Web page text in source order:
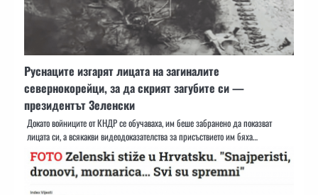
Руснаците изгарят лицата на загиналите
севернокорейци, за да скрият загубите си —
президентът Зеленски
Докато войниците от КНДР се обучаваха, им беше забранено да показват
лицата си, а всякакви видеодоказателства за присъствието им бяха…